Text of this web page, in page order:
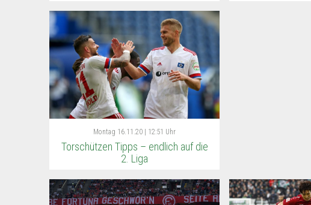
Montag 16.11.20 | 12:51 Uhr
Torschützen Tipps – endlich auf die
2. Liga